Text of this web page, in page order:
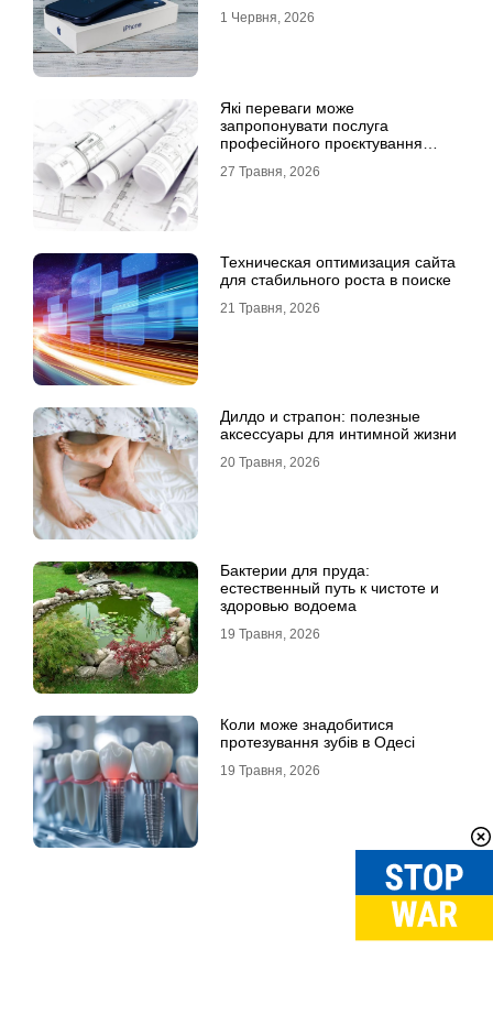
1 Червня, 2026
Які переваги може
запропонувати послуга
професійного проєктування
27 Травня, 2026
Техническая оптимизация сайта
для стабильного роста в поиске
21 Травня, 2026
Дилдо и страпон: полезные
аксессуары для интимной жизни
20 Травня, 2026
Бактерии для пруда:
естественный путь к чистоте и
здоровью водоема
19 Травня, 2026
Коли може знадобитися
протезування зубів в Одесі
19 Травня, 2026